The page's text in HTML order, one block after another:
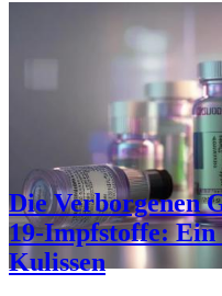
Die Verborgenen
19-Impfstoffe:
Kulissen